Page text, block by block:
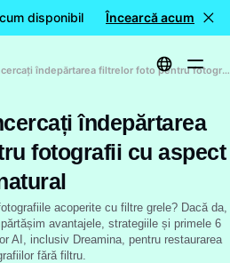
disponibil 🎉 Model nou
Încearcă acum
6 Trebuie să încercați îndepărtarea filtrelor foto pentru fotografii cu aspect natural
îndepărtarea
fotografii cu aspect
acoperite cu filtre grele? Dacă da,
avantajele, strategiile și primele 6
AI, inclusiv Dreamina, pentru restaurarea
fără filtru.